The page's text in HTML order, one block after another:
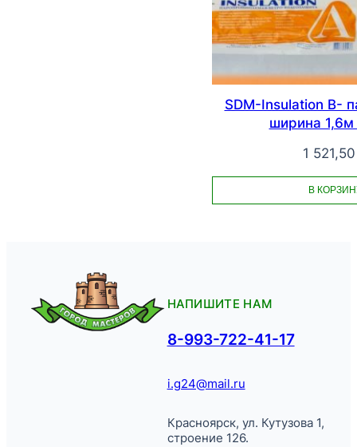
SDM-Insulation В-
ширина
1
В
НАПИШИТЕ НАМ
8-993-722-41-17
i.g24@mail.ru
Красноярск, ул. Кутузова 1,
строение 126.